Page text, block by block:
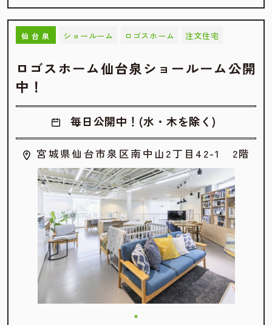
仙台泉 ショールーム ロゴスホーム 注文住宅
ロゴスホーム仙台泉ショールーム公開
中！
毎日公開中！(水・木を除く)
宮城県仙台市泉区南中山2丁目42-1 2階